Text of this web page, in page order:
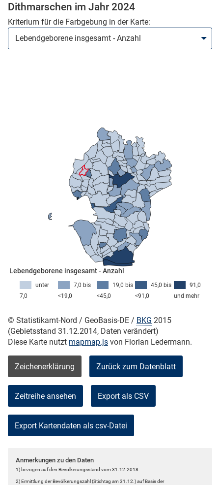
Dithmarschen im Jahr 2024
Kriterium für die Farbgebung in der Karte:
Lebendgeborene insgesamt - Anzahl
91,0
und mehr
45,0 bis
<91,0
19,0 bis
<45,0
7,0 bis
<19,0
unter
7,0
© Statistikamt-Nord / GeoBasis-DE / BKG 2015
(Gebietsstand 31.12.2014, Daten verändert)
Diese Karte nutzt mapmap.js von Florian Ledermann.
Zeichenerklärung Zurück zum Datenblatt
Zeitreihe ansehen Export als CSV
Anmerkungen zu den Daten
1) bezogen auf den Bevölkerungsstand vom 31.12.2018
2) Ermittlung der Bevölkerungszahl (Stichtag am 31.12.) auf Basis der